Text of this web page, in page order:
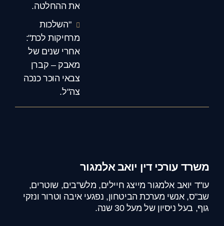
משרד עורכי דין יואב אלמגור
עו"ד יואב אלמגור מייצג חיילים, מלש"בים, שוטרים,
שב"ס, אנשי מערכת הביטחון, נפגעי איבה וטרור ונזקי
גוף, בעל ניסיון של מעל 30 שנה.
את ההחלטה.
"השלכות
מרחיקות לכת":
אחרי שנים של
מאבק – קברן
צבאי הוכר כנכה
צה"ל.